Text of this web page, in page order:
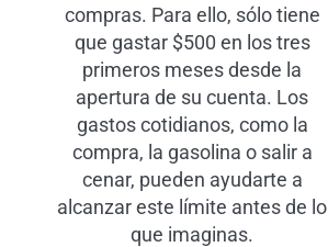
compras. Para ello, sólo tiene
que gastar $500 en los tres
primeros meses desde la
apertura de su cuenta. Los
gastos cotidianos, como la
compra, la gasolina o salir a
cenar, pueden ayudarte a
alcanzar este límite antes de lo
que imaginas.